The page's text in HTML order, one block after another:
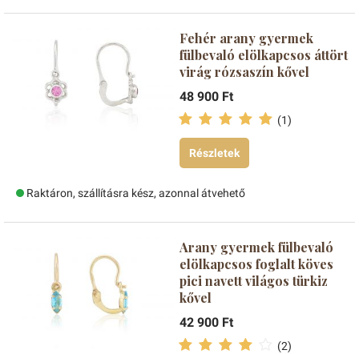
Fehér arany gyermek
fülbevaló elölkapcsos áttört
virág rózsaszín kővel
48 900 Ft
(1)
Részletek
Raktáron, szállításra kész, azonnal átvehető
Arany gyermek fülbevaló
elölkapcsos foglalt köves
pici navett világos türkiz
kővel
42 900 Ft
(2)